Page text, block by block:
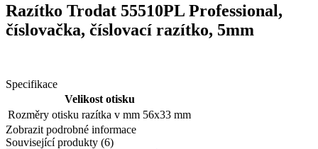
Razítko Trodat 55510PL Professional,
číslovačka, číslovací razítko, 5mm
Specifikace
Velikost otisku
Rozměry otisku razítka v mm 56x33 mm
Zobrazit podrobné informace
Související produkty (6)